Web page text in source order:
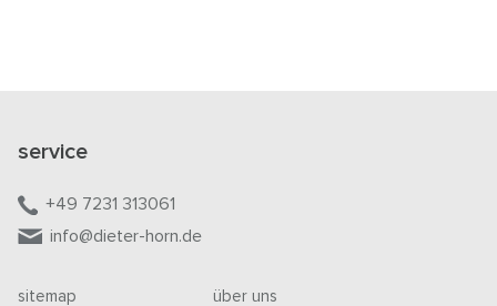
service
+49 7231 313061
info@dieter-horn.de
sitemap
über uns